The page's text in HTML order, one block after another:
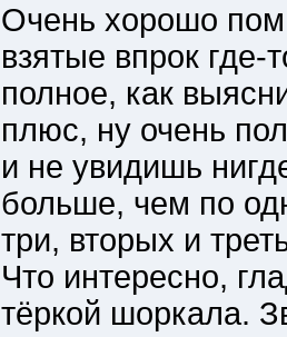
Очень хорошо
взятые впрок где-
полное, как
плюс, ну очень
и не увидишь
больше, чем по
три, вторых и
Что интересно,
тёркой шоркала.